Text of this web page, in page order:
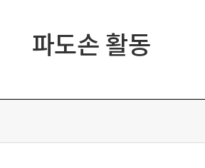
파도손 활동